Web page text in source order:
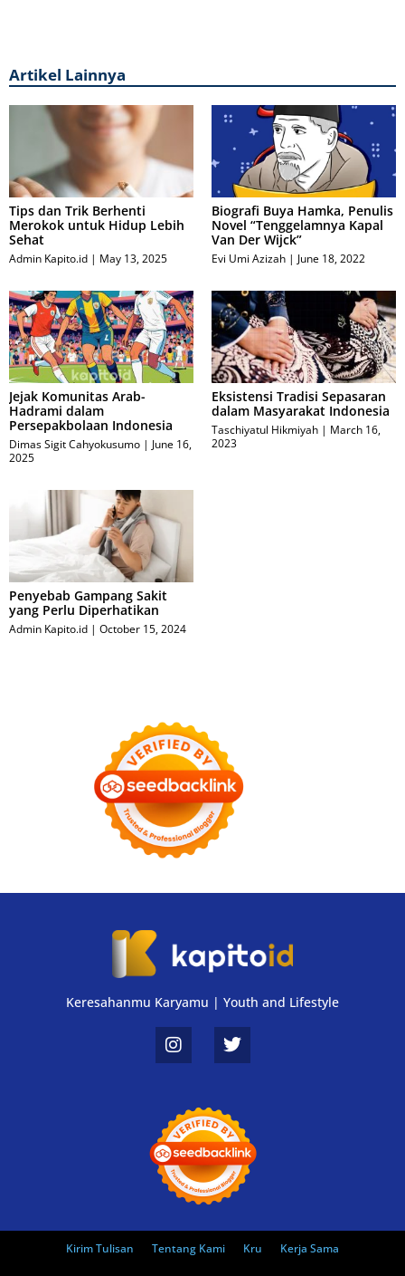
Artikel Lainnya
Tips dan Trik Berhenti
Merokok untuk Hidup Lebih
Sehat
Admin Kapito.id May 13, 2025
Biografi Buya Hamka, Penulis
Novel “Tenggelamnya Kapal
Van Der Wijck”
Evi Umi Azizah June 18, 2022
Jejak Komunitas Arab-
Hadrami dalam
Persepakbolaan Indonesia
Dimas Sigit Cahyokusumo
June 16,
2025
Eksistensi Tradisi Sepasaran
dalam Masyarakat Indonesia
Taschiyatul Hikmiyah
March 16,
2023
Penyebab Gampang Sakit
yang Perlu Diperhatikan
Admin Kapito.id October 15, 2024
Keresahanmu Karyamu | Youth and Lifestyle
Kirim Tulisan Tentang Kami Kru Kerja Sama